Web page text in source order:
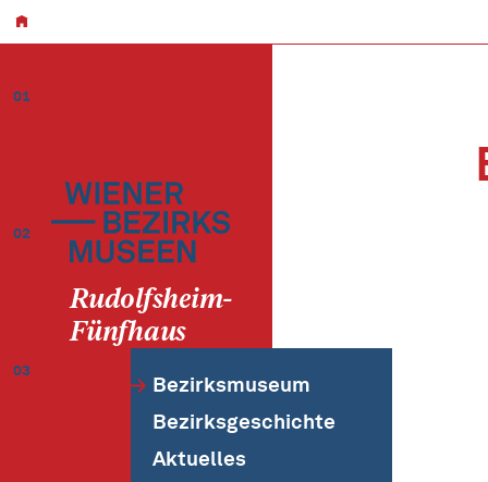
Rudolfsheim-
Fünfhaus
01
02
03
Bezirksmuseum
Bezirksgeschichte
Aktuelles